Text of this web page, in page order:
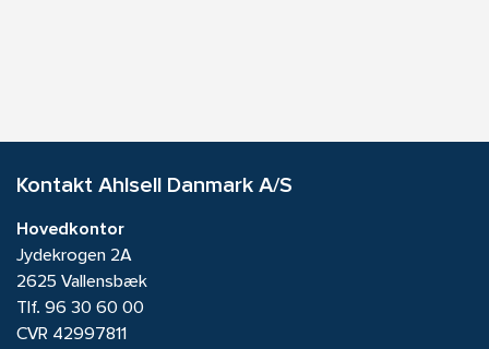
Kontakt Ahlsell Danmark A/S
Hovedkontor
Jydekrogen 2A
2625 Vallensbæk
Tlf. 96 30 60 00
CVR 42997811